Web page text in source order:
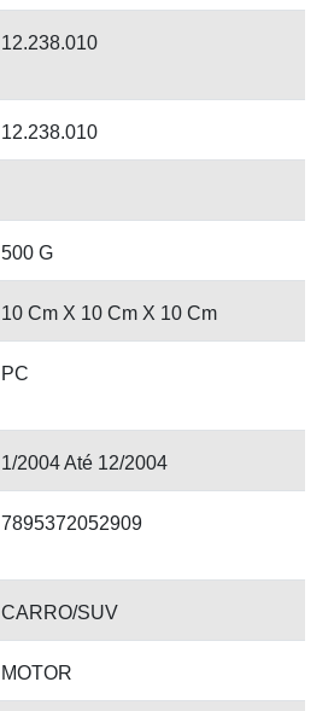
12.238.010
12.238.010
500 G
10 Cm X 10 Cm X 10 Cm
PC
1/2004 Até 12/2004
7895372052909
CARRO/SUV
MOTOR